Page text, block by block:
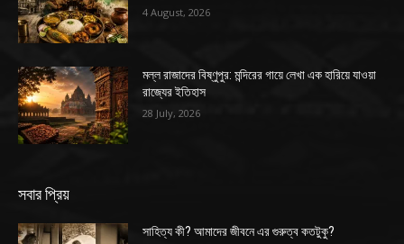
4 August, 2026
মল্ল রাজাদের বিষ্ণুপুর: মন্দিরের গায়ে লেখা এক হারিয়ে যাওয়া
রাজ্যের ইতিহাস
28 July, 2026
সবার প্রিয়
সাহিত্য কী? আমাদের জীবনে এর গুরুত্ব কতটুকু?